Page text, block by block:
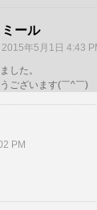
ミール
2015年5月1日 4:43
した。
ございます(￣^￣)ゞ
PM